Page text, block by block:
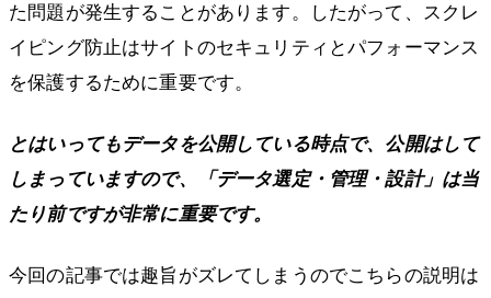
た問題が発生することがあります。したがって、スクレ
イピング防止はサイトのセキュリティとパフォーマンス
を保護するために重要です。
とはいってもデータを公開している時点で、公開はして
しまっていますので、「データ選定・管理・設計」は当
たり前ですが非常に重要です。
今回の記事では趣旨がズレてしまうのでこちらの説明は